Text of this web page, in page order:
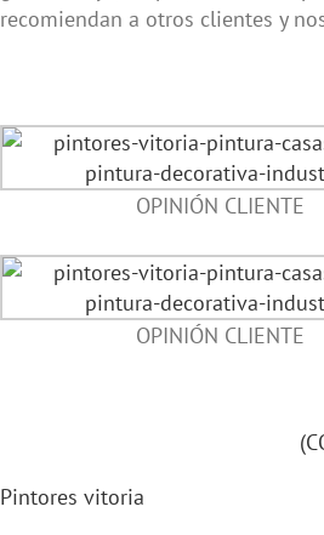
recomiendan a otros clientes y
OPINIÓN CLIENTE
OPINIÓN CLIENTE
Pintores vitoria